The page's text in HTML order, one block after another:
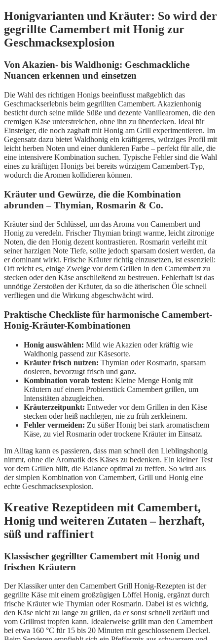
Honigvarianten und Kräuter: So wird der
gegrillte Camembert mit Honig zur
Geschmacksexplosion
Von Akazien- bis Waldhonig: Geschmackliche
Nuancen erkennen und einsetzen
Die Wahl des richtigen Honigs beeinflusst maßgeblich das
Geschmackserlebnis beim gegrillten Camembert. Akazienhonig
besticht durch seine milde Süße und dezente Vanillearomen, die den
cremigen Käse unterstreichen, ohne ihn zu überdecken. Ideal für
Einsteiger, die noch zaghaft mit Honig am Grill experimentieren. Im
Gegensatz dazu bietet Waldhonig ein kräftigeres, würziges Profil mit
leicht herben Noten und einer dunkleren Farbe – perfekt für alle, die
eine intensivere Kombination suchen. Typische Fehler sind die Wahl
eines zu kräftigen Honigs bei bereits würzigem Camembert-Typ,
wodurch die Aromen kollidieren können.
Kräuter und Gewürze, die die Kombination
abrunden – Thymian, Rosmarin & Co.
Kräuter sind der Schlüssel, um das Aroma von Camembert und
Honig zu veredeln. Frischer Thymian bringt warme, leicht zitronige
Noten, die den Honig dezent kontrastieren. Rosmarin verleiht mit
seiner harzigen Note Tiefe, sollte jedoch sparsam dosiert werden, da
er dominant wirkt. Frische Kräuter richtig einzusetzen, ist essenziell:
Oft reicht es, einige Zweige vor dem Grillen in den Camembert zu
stecken oder den Käse anschließend zu bestreuen. Fehlerhaft ist das
unnötige Zerstoßen der Kräuter, da so die ätherischen Öle schnell
verfliegen und die Wirkung abgeschwächt wird.
Praktische Checkliste für harmonische Camembert-
Honig-Kräuter-Kombinationen
Honig auswählen: Mild wie Akazien oder kräftig wie
Waldhonig passend zur Käsesorte.
Kräuter frisch nutzen: Thymian oder Rosmarin, sparsam
dosieren, bevorzugt frisch und ganz.
Kombination vorab testen: Kleine Menge Honig mit
Kräutern auf einem Probierstück Camembert grillen, um
Intensitäten abzugleichen.
Kräuterzeitpunkt: Entweder vor dem Grillen in den Käse
stecken oder heiß nachlegen, nie zu früh zerkleinern.
Fehler vermeiden: Zu süßer Honig bei stark aromatischem
Käse, zu viel Rosmarin oder trockene Kräuter im Einsatz.
Im Alltag kann es passieren, dass man schnell den Lieblingshonig
nimmt, ohne die Aromatik des Käses zu bedenken. Ein kleiner Test
vor dem Grillen hilft, die Balance optimal zu treffen. So wird aus
der simplen Kombination von Camembert, Grill und Honig eine
echte Geschmacksexplosion.
Kreative Rezeptideen mit Camembert,
Honig und weiteren Zutaten – herzhaft,
süß und raffiniert
Klassischer gegrillter Camembert mit Honig und
frischen Kräutern
Der Klassiker unter den Camembert Grill Honig-Rezepten ist der
gegrillte Käse mit einem großzügigen Löffel Honig, ergänzt durch
frische Kräuter wie Thymian oder Rosmarin. Dabei ist es wichtig,
den Käse nicht zu lange zu grillen, da er sonst schnell zerläuft und
vom Grillrost tropfen kann. Idealerweise grillt man den Camembert
bei etwa 160 °C für 15 bis 20 Minuten mit geschlossenem Deckel.